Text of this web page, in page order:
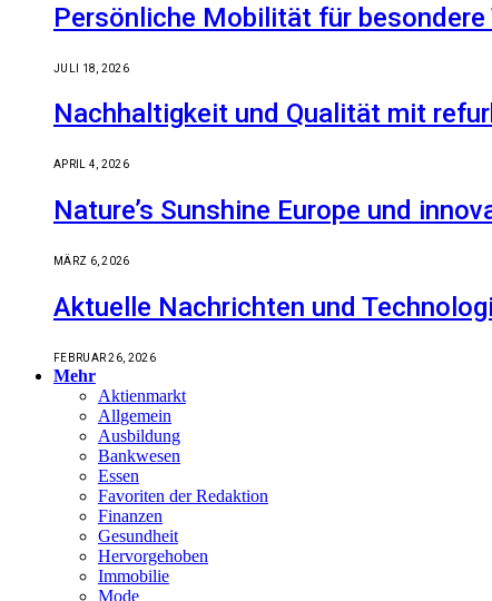
Persönliche Mobilität für besondere
JULI 18, 2026
Nachhaltigkeit und Qualität mit
APRIL 4, 2026
Nature’s Sunshine Europe und
MÄRZ 6, 2026
Aktuelle Nachrichten und
FEBRUAR 26, 2026
Mehr
Aktienmarkt
Allgemein
Ausbildung
Bankwesen
Essen
Favoriten der Redaktion
Finanzen
Gesundheit
Hervorgehoben
Immobilie
Mode